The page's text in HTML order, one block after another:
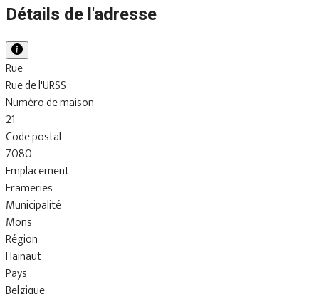
Détails de l'adresse
Rue
Rue de l'URSS
Numéro de maison
21
Code postal
7080
Emplacement
Frameries
Municipalité
Mons
Région
Hainaut
Pays